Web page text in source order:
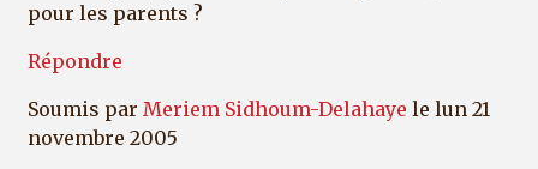
pour les parents ?
Répondre
Soumis par Meriem Sidhoum-Delahaye le lun 21
novembre 2005